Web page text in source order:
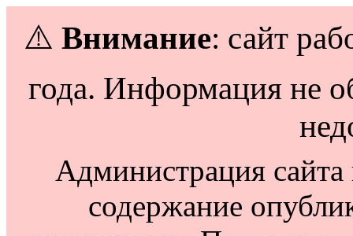
⚠️ Внимание: сайт
года. Информация не
Администрация сайта
содержание